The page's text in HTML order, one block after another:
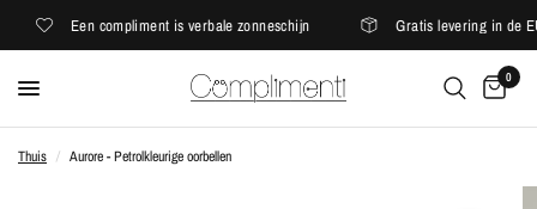
Een compliment is verbale zonneschijn Gratis levering in de EU
0
Thuis / Aurore - Petrolkleurige oorbellen